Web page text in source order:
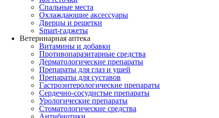
Спальные места
Охлаждающие аксессуары
Дверцы и решетки
Smart-гаджеты
Ветеринарная аптека
Витамины и добавки
Противопаразитарные средства
Дерматологические препараты
Препараты для глаз и ушей
Препараты для суставов
Гастроэнтерологические препараты
Сердечно-сосудистые препараты
Урологические препараты
Стоматологические средства
Антибиотики